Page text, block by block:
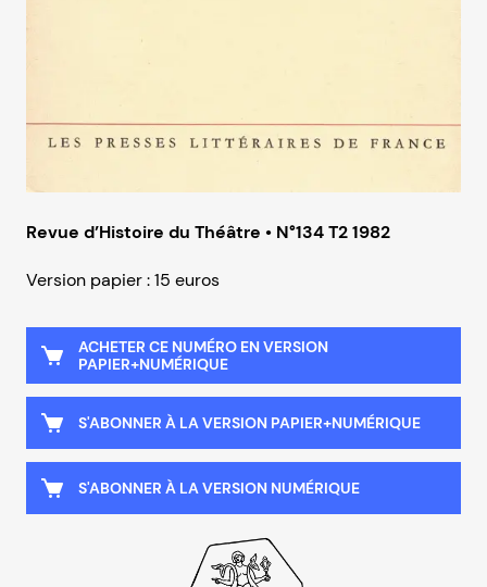
Revue d’Histoire du Théâtre • N°134 T2 1982
Version papier : 15 euros
ACHETER CE NUMÉRO EN VERSION
PAPIER+NUMÉRIQUE
S'ABONNER À LA VERSION PAPIER+NUMÉRIQUE
S'ABONNER À LA VERSION NUMÉRIQUE